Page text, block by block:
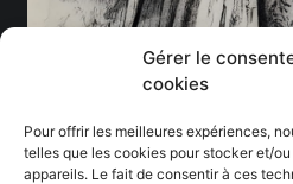
Gérer le
cookies
Pour offrir les meilleures expériences,
telles que les cookies pour stocker et/
appareils. Le fait de consentir à ces